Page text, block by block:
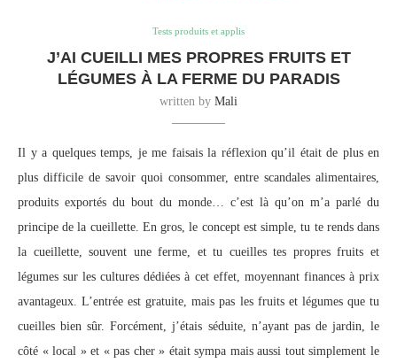
Tests produits et applis
J’AI CUEILLI MES PROPRES FRUITS ET
LÉGUMES À LA FERME DU PARADIS
written by Mali
Il y a quelques temps, je me faisais la réflexion qu’il était de plus en
plus difficile de savoir quoi consommer, entre scandales alimentaires,
produits exportés du bout du monde… c’est là qu’on m’a parlé du
principe de la cueillette. En gros, le concept est simple, tu te rends dans
la cueillette, souvent une ferme, et tu cueilles tes propres fruits et
légumes sur les cultures dédiées à cet effet, moyennant finances à prix
avantageux. L’entrée est gratuite, mais pas les fruits et légumes que tu
cueilles bien sûr. Forcément, j’étais séduite, n’ayant pas de jardin, le
côté « local » et « pas cher » était sympa mais aussi tout simplement le